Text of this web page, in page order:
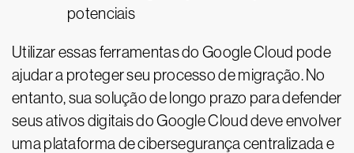
potenciais
Utilizar essas ferramentas do Google Cloud pode
ajudar a proteger seu processo de migração. No
entanto, sua solução de longo prazo para defender
seus ativos digitais do Google Cloud deve envolver
uma plataforma de cibersegurança centralizada e